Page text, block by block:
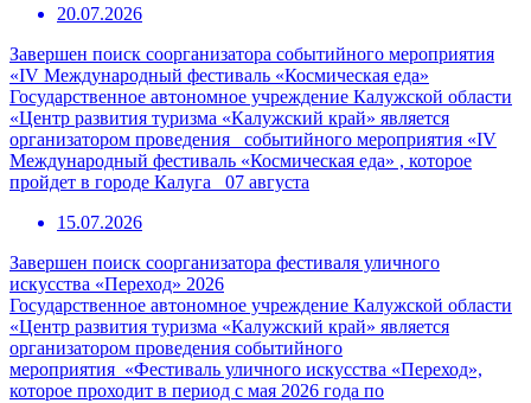
20.07.2026
Завершен поиск соорганизатора событийного мероприятия
«IV Международный фестиваль «Космическая еда»
Государственное автономное учреждение Калужской области
«Центр развития туризма «Калужский край» является
организатором проведения событийного мероприятия «IV
Международный фестиваль «Космическая еда» , которое
пройдет в городе Калуга 07 августа
15.07.2026
Завершен поиск соорганизатора фестиваля уличного
искусства «Переход» 2026
Государственное автономное учреждение Калужской области
«Центр развития туризма «Калужский край» является
организатором проведения событийного
мероприятия «Фестиваль уличного искусства «Переход»,
которое проходит в период с мая 2026 года по